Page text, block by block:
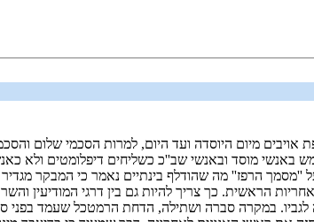
אויבים מיום היוסדה ועד היום, למרות הסכמי שלום
מוסד ובאנשי שב''כ כשליחים דיפלומטים ולא
הרפז'' מה שהודלף בינתיים נאמר כי המבקר
הראשית. כך צריך להיות גם בין דרגי המודיעין
במקרה סברה ושתילה, הדחת הרמטכל שעמד בפני